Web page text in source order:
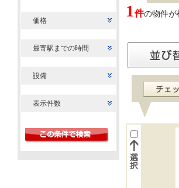
価格
最寄駅までの時間
設備
表示件数
1件の物件が